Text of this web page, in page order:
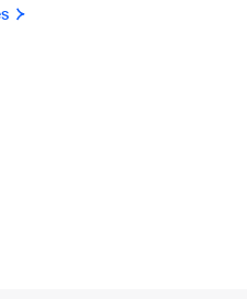
Ver más historias de clientes